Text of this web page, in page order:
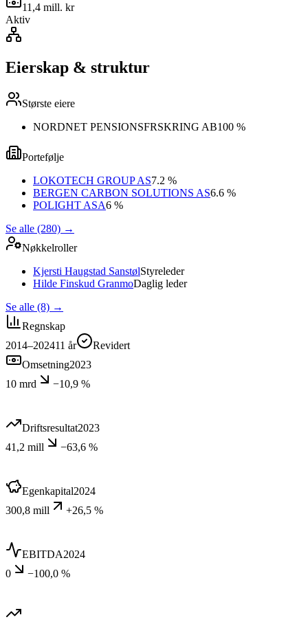
11,4 mill. kr
Aktiv
Eierskap & struktur
Største eiere
NORDNET PENSIONSFRSKRING AB100 %
Portefølje
LOKOTECH GROUP AS7.2 %
BERGEN CARBON SOLUTIONS AS6.6 %
POLIGHT ASA6 %
Se alle (280) →
Nøkkelroller
Kjersti Haugstad SanstølStyreleder
Hilde Finskud GranmoDaglig leder
Se alle (8) →
Regnskap
2014–202411 år
Revidert
Omsetning2023
10 mrd
−10,9 %
Driftsresultat2023
41,2 mill
−63,6 %
Egenkapital2024
300,8 mill
+26,5 %
EBITDA2024
0
−100,0 %